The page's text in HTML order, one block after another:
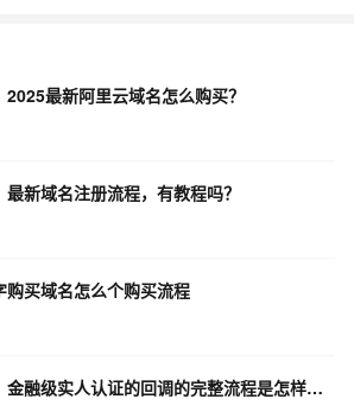
最新阿里云域名怎么购买？
新域名注册流程，有教程吗？
购买域名怎么个购买流程
视觉智能开放平台中，金融级实人认证的回调的完整流程是怎样的？